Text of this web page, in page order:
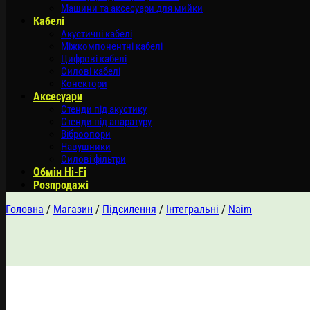
Машини та аксесуари для мийки
Кабелі
Акустичні кабелі
Міжкомпонентні кабелі
Цифрові кабелі
Силові кабелі
Конектори
Аксесуари
Стенди під акустику
Стенди під апаратуру
Віброопори
Навушники
Силові фільтри
Обмін Hi-Fi
Розпродажі
Головна / Магазин / Підсилення / Інтегральні / Naim